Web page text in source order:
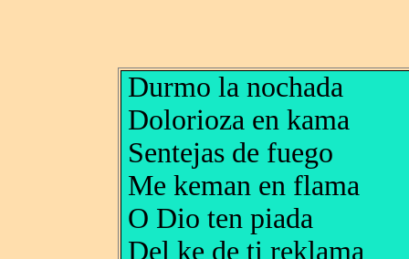
Durmo la nochada
Dolorioza en kama
Sentejas de fuego
Me keman en flama
O Dio ten piada
Del ke de ti reklama